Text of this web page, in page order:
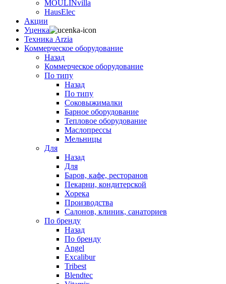
MOULINvilla
HausElec
Акции
Уценка
Техника Arzia
Коммерческое оборудование
Назад
Коммерческое оборудование
По типу
Назад
По типу
Соковыжималки
Барное оборудование
Тепловое оборудование
Маслопрессы
Мельницы
Для
Назад
Для
Баров, кафе, ресторанов
Пекарни, кондитерской
Хорека
Производства
Салонов, клиник, санаториев
По бренду
Назад
По бренду
Angel
Excalibur
Tribest
Blendtec